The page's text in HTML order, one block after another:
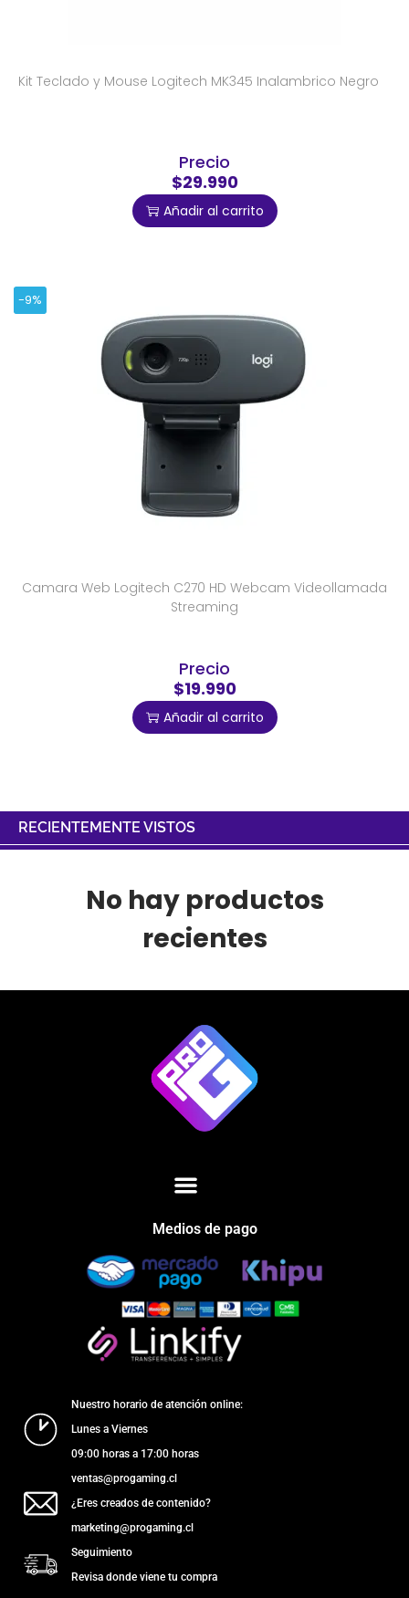
Kit Teclado y Mouse Logitech MK345 Inalambrico Negro
Precio
$29.990
Añadir al carrito
-9%
Camara Web Logitech C270 HD Webcam Videollamada
Streaming
Precio
$19.990
Añadir al carrito
RECIENTEMENTE VISTOS
No hay productos
recientes
Medios de pago
Nuestro horario de atención online:
Lunes a Viernes
09:00 horas a 17:00 horas
ventas@progaming.cl
¿Eres creados de contenido?
marketing@progaming.cl
Seguimiento
Revisa donde viene tu compra